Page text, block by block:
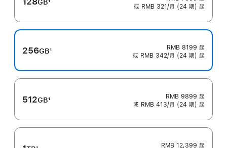
GB
注
1
或 RMB 321/月 (24 期) 起
256GB
注
1
RMB 8199 起
或 RMB 342/月 (24 期) 起
512GB
注
1
RMB 9899 起
或 RMB 413/月 (24 期) 起
RMB 12,399 起